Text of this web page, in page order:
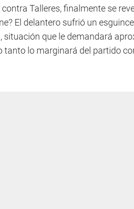
Talleres, finalmente se
El delantero sufrió un
situación que le demandará
tanto lo marginará del partido